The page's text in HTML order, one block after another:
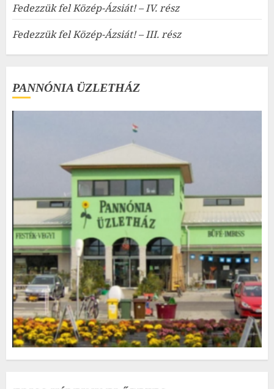
Fedezzük fel Közép-Ázsiát! – IV. rész
Fedezzük fel Közép-Ázsiát! – III. rész
PANNÓNIA ÜZLETHÁZ